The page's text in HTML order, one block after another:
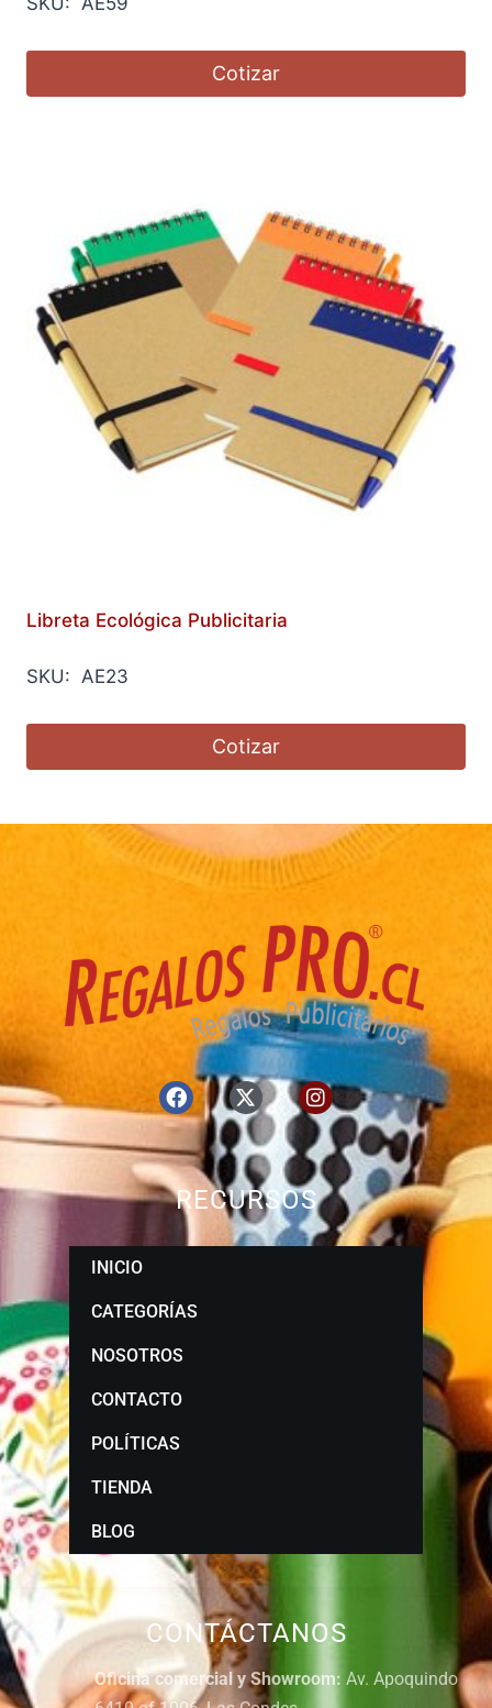
Cotizar
Libreta Ecológica Publicitaria
SKU: AE23
Cotizar
CONTÁCTANOS
Oficina comercial y Showroom: Av. Apoquindo
RECURSOS
INICIO
CATEGORÍAS
NOSOTROS
CONTACTO
POLÍTICAS
TIENDA
BLOG